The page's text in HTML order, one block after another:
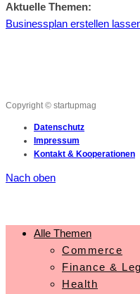
Aktuelle Themen:
Businessplan erstellen
Copyright © startupmag
Datenschutz
Impressum
Kontakt & Kooperationen
Nach oben
Alle Themen
Commerce
Finance &
Health